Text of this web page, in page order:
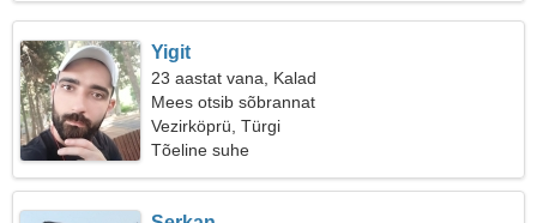
Yigit
23 aastat vana, Kalad
Mees otsib sõbrannat
Vezirköprü, Türgi
Tõeline suhe